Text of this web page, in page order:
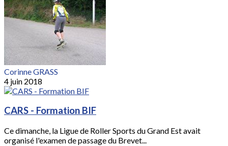
Corinne GRASS
4 juin 2018
CARS - Formation BIF
Ce dimanche, la Ligue de Roller Sports du Grand Est avait
organisé l'examen de passage du Brevet...